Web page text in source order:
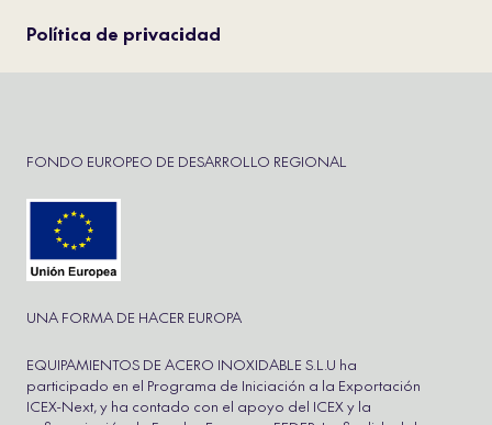
Política de privacidad
FONDO EUROPEO DE DESARROLLO REGIONAL
UNA FORMA DE HACER EUROPA
EQUIPAMIENTOS DE ACERO INOXIDABLE S.L.U ha
participado en el Programa de Iniciación a la Exportación
ICEX-Next, y ha contado con el apoyo del ICEX y la